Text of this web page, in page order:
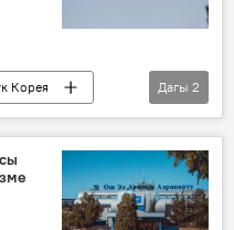
Корея
аэропорту
Дагы 2